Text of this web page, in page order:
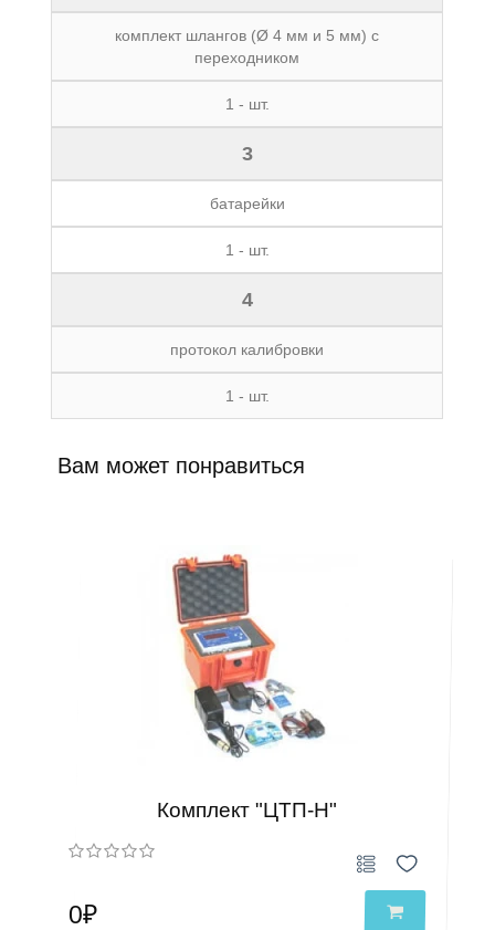
комплект шлангов (Ø 4 мм и 5 мм) с
переходником
1 - шт.
3
батарейки
1 - шт.
4
протокол калибровки
1 - шт.
Вам может понравиться
Комплект "ЦТП-Н"
0₽